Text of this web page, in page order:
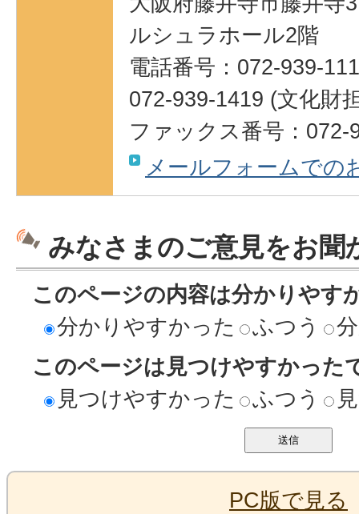
ルシュラホール2階
電話番号：072-939-
072-939-1419 (文化財
ファックス番号：072-
メールフォームでの
みなさまのご意見をお聞
このページの内容は分かりやす
分かりやすかった
ふつう
このページは見つけやすかった
見つけやすかった
ふつう
PC版で見る